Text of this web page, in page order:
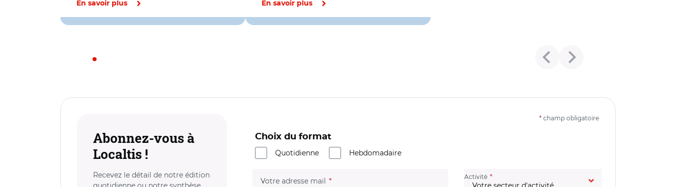
En savoir plus En savoir plus
Abonnez-vous à
Localtis !
Recevez le détail de notre édition
* champ obligatoire
Choix du format
Quotidienne
Hebdomadaire
Votre adresse mail (champ obligatoire) Activité (champ obligatoire)